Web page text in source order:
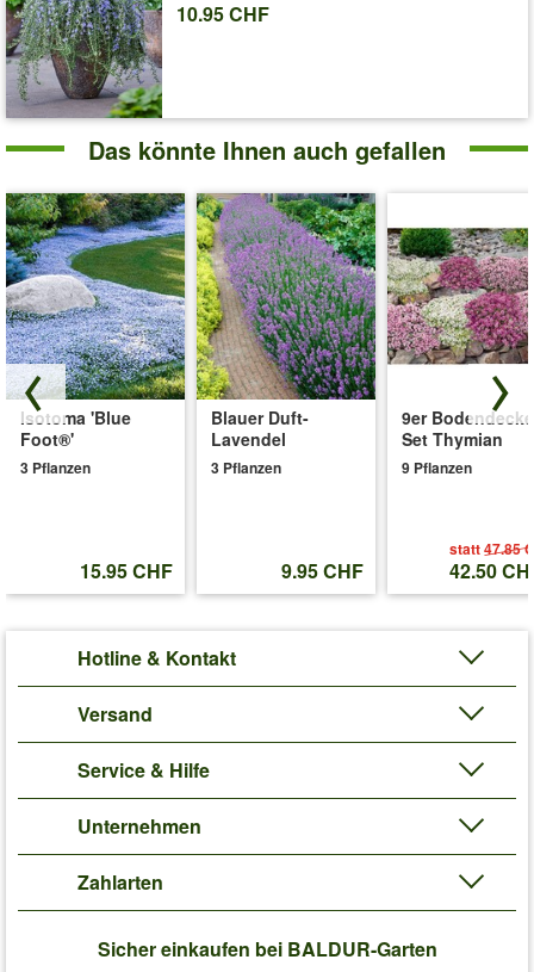
10.95 CHF
Das könnte Ihnen auch gefallen
Isotoma 'Blue
Foot®'
3 Pflanzen
15.95 CHF
Blauer Duft-
Lavendel
3 Pflanzen
9.95 CHF
9er
Set Thymian
9 Pflanzen
statt47.85
42.50
Hotline & Kontakt
Versand
Service & Hilfe
Unternehmen
Zahlarten
Sicher einkaufen bei BALDUR-Garten